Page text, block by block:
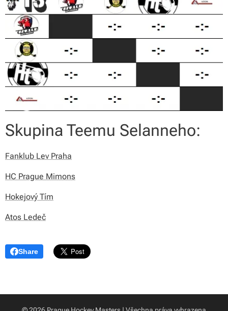
Skupina Teemu Selanneho:
Fanklub Lev Praha
HC Prague Mimons
Hokejový Tím
Atos Ledeč
Share